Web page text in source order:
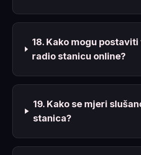
18. Kako mogu
radio stanicu online?
19. Kako se mjeri
stanica?